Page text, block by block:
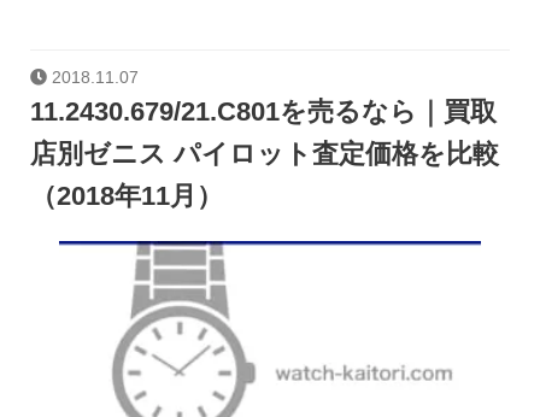
2018.11.07
11.2430.679/21.C801を売るなら｜買取
店別ゼニス パイロット査定価格を比較
（2018年11月）